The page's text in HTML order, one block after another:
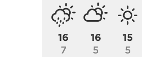
16
7
16
5
15
5